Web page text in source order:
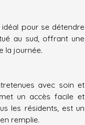
pour se détendre
au sud, offrant une
la journée.
avec soin et
un accès facile et
les résidents, est un
remplie.